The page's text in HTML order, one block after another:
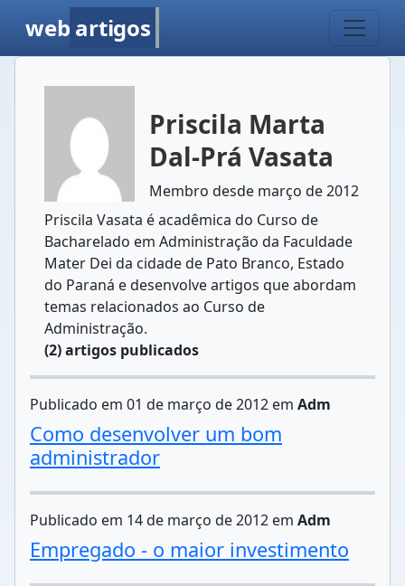
web artigos
Priscila Marta
Dal-Prá Vasata
Membro desde março de 2012
Priscila Vasata é acadêmica do Curso de
Bacharelado em Administração da Faculdade
Mater Dei da cidade de Pato Branco, Estado
do Paraná e desenvolve artigos que abordam
temas relacionados ao Curso de
Administração.
(2) artigos publicados
Publicado em 01 de março de 2012 em Adm
Como desenvolver um bom
administrador
Publicado em 14 de março de 2012 em Adm
Empregado - o maior investimento